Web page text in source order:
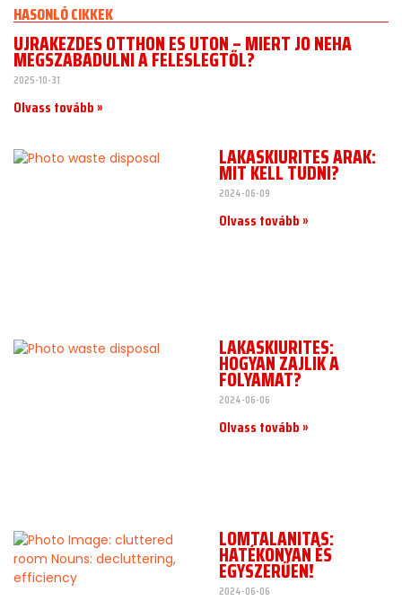
HASONLÓ CIKKEK
ÚJRAKEZDÉS OTTHON ÉS ÚTON – MIÉRT JÓ NÉHA
MEGSZABADULNI A FELESLEGTŐL?
2025-10-31
Olvass tovább »
LAKÁSKIÜRÍTÉS ÁRAK:
MIT KELL TUDNI?
2024-06-09
Olvass tovább »
LAKÁSKIÜRÍTÉS:
HOGYAN ZAJLIK A
FOLYAMAT?
2024-06-06
Olvass tovább »
LOMTALANÍTÁS:
HATÉKONYAN ÉS
EGYSZERŰEN!
2024-06-06